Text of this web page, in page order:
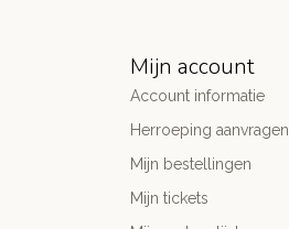
Mijn account
Account informatie
Herroeping aanvragen
Mijn bestellingen
Mijn tickets